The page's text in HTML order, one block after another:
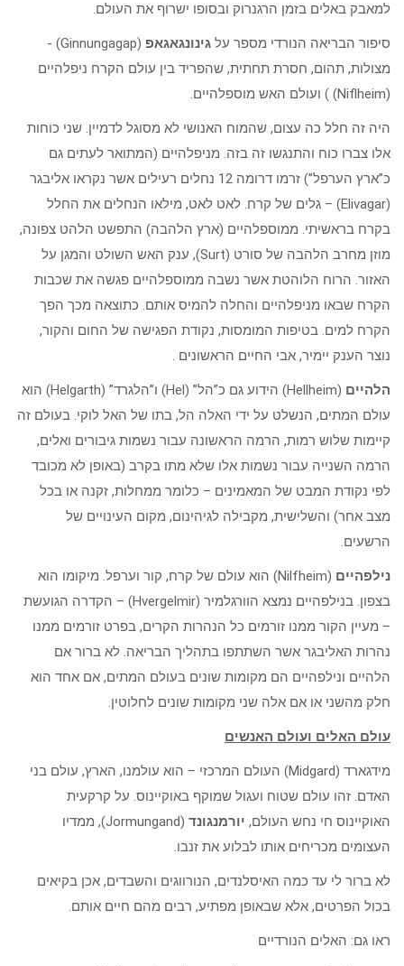
למאבק באלים בזמן הרגנרוק ובסופו ישרוף את העולם.
סיפור הבריאה הנורדי מספר על גינונגאגאפ
(Ginnungagap) -
מצולות, תהום, חסרת תחתית, שהפריד בין עולם הקרח ניפלהיים
(Niflheim) ) ועולם האש מוספלהיים.
היה זה חלל כה עצום, שהמוח האנושי לא מסוגל לדמיין. שני כוחות
אלו צברו כוח והתנגשו זה בזה. מניפלהיים (המתואר לעתים גם
כ”ארץ הערפל”) זרמו דרומה 12 נחלים רעילים אשר נקראו אליבגר
(Elivagar) – גלים של קרח. לאט לאט, מילאו הנחלים את החלל
בקרח בראשיתי. ממוספלהיים (ארץ הלהבה) התפשט הלהט צפונה,
מוזן מחרב הלהבה של סורט (Surt), ענק האש השולט והמגן על
האזור. הרוח הלוהטת אשר נשבה ממוספלהיים פגשה את שכבות
הקרח שבאו מניפלהיים והחלה להמיס אותם. כתוצאה מכך הפך
הקרח למים. בטיפות המומסות, נקודת הפגישה של החום והקור,
נוצר הענק יימיר, אבי החיים הראשונים .
הלהיים
(Hellheim) הידוע גם כ”הל” (Hel) ו”הלגרד” (Helgarth) הוא
עולם המתים, הנשלט על ידי האלה הל, בתו של האל לוקי. בעולם זה
קיימות שלוש רמות, הרמה הראשונה עבור נשמות גיבורים ואלים,
הרמה השנייה עבור נשמות אלו שלא מתו בקרב (באופן לא מכובד
לפי נקודת המבט של המאמינים – כלומר ממחלות, זקנה או בכל
מצב אחר) והשלישית, מקבילה לגיהינום, מקום העינויים של
הרשעים.
נילפהיים
(Nilfheim) הוא עולם של קרח, קור וערפל. מיקומו הוא
בצפון. בנילפהיים נמצא הוורגלמיר (Hvergelmir) – הקדרה הגועשת
– מעיין הקור ממנו זורמים כל הנהרות הקרים, בפרט זורמים ממנו
נהרות האליבגר אשר השתתפו בתהליך הבריאה. לא ברור אם
הלהיים ונילפהיים הם מקומות שונים בעולם המתים, אם אחד הוא
חלק מהשני או אם אלה שני מקומות שונים לחלוטין.
עולם האלים ועולם האנשים
מידגארד (Midgard) העולם המרכזי – הוא עולמנו, הארץ, עולם בני
האדם. זהו עולם שטוח ועגול שמוקף באוקיינוס. על קרקעית
האוקיינוס חי נחש העולם, יורמנגונד
(Jormungand), ממדיו
העצומים מכריחים אותו לבלוע את זנבו.
לא ברור לי עד כמה האיסלנדים, הנורווגים והשבדים, אכן בקיאים
בכול הפרטים, אלא שבאופן מפתיע, רבים מהם חיים אותם.
ראו גם: האלים הנורדיים